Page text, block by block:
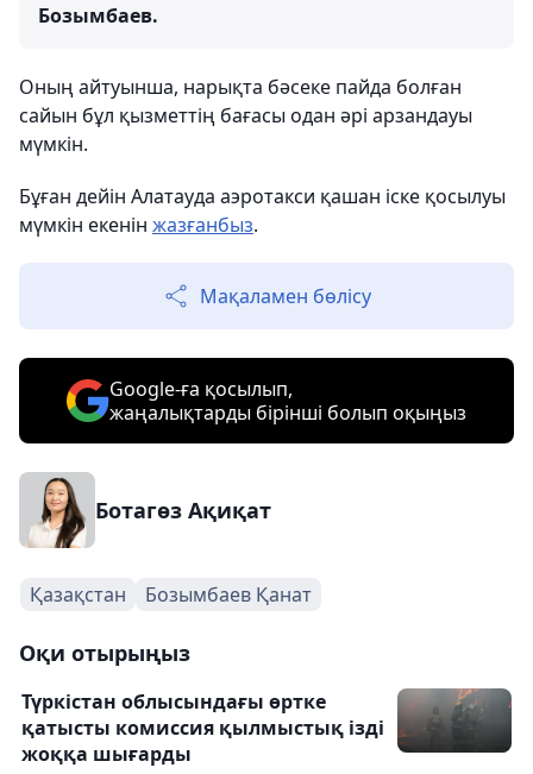
Бозымбаев.
Оның айтуынша, нарықта бәсеке пайда болған
сайын бұл қызметтің бағасы одан әрі арзандауы
мүмкін.
Бұған дейін Алатауда аэротакси қашан іске қосылуы
мүмкін екенін жазғанбыз.
Мақаламен бөлісу
Google-ға қосылып,
жаңалықтарды бірінші болып оқыңыз
Ботагөз Ақиқат
Қазақстан Бозымбаев Қанат
Оқи отырыңыз
Түркістан облысындағы өртке
қатысты комиссия қылмыстық ізді
жоққа шығарды